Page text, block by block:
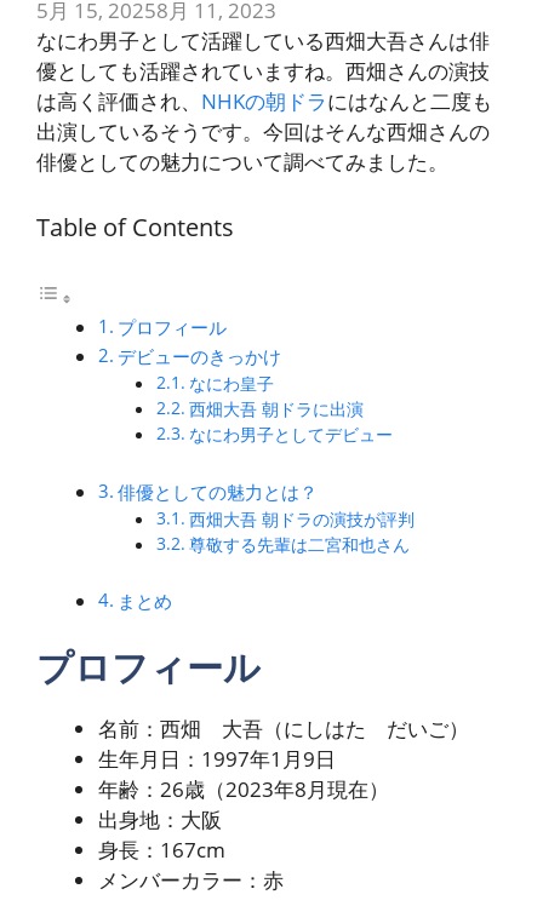
5月 15, 20258月 11, 2023
なにわ男子として活躍している西畑大吾さんは俳
優としても活躍されていますね。西畑さんの演技
は高く評価され、 NHKの朝ドラにはなんと二度も
出演しているそうです。今回はそんな西畑さんの
俳優としての魅力について調べてみました。
Table of Contents
プロフィール
デビューのきっかけ
なにわ皇子
西畑大吾 朝ドラに出演
なにわ男子としてデビュー
俳優としての魅力とは？
西畑大吾 朝ドラの演技が評判
尊敬する先輩は二宮和也さん
まとめ
プロフィール
名前：西畑 大吾（にしはた だいご）
生年月日：1997年1月9日
年齢：26歳（2023年8月現在）
出身地：大阪
身長：167cm
メンバーカラー：赤